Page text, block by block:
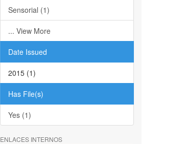
Sensorial (1)
... View More
Date Issued
2015 (1)
Has File(s)
Yes (1)
ENLACES INTERNOS